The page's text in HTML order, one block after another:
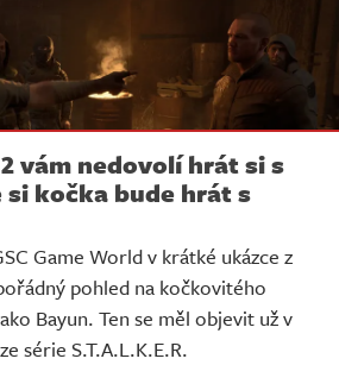
2 vám nedovolí hrát si s
kočka bude hrát s
Game World v krátké ukázce z
pohled na kočkovitého
Bayun. Ten se měl objevit už v
série S.T.A.L.K.E.R.